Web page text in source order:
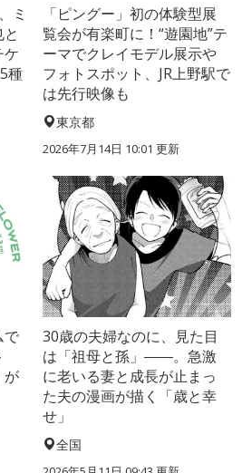
ミ
ケ
種
「ピングー」初の体験型展
覧会が有楽町に！“遊園地”テ
ーマでクレイモデル展示や
フォトスポット、JR上野駅で
は先行映像も
東京都
2026年7月14日 10:01 更新
で
が
30歳の夫婦なのに、見た目
は「祖母と孫」――。急激
に老いる妻と成長が止まっ
た夫の漫画が描く「歳と幸
せ」
全国